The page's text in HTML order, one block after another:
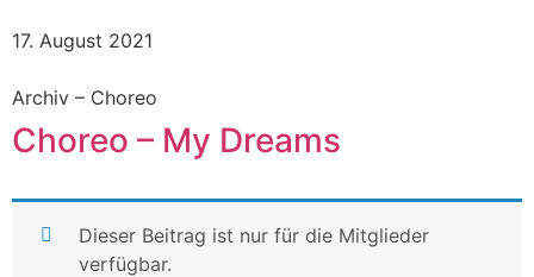
17. August 2021
Archiv – Choreo
Choreo – My Dreams
Dieser Beitrag ist nur für die Mitglieder
verfügbar.